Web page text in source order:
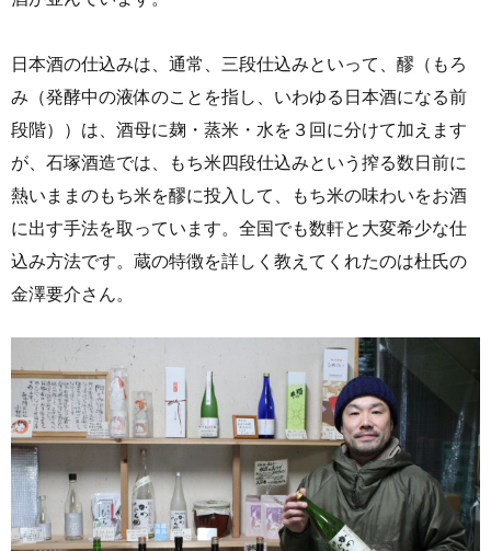
日本酒の仕込みは、通常、三段仕込みといって、醪（もろ
み（発酵中の液体のことを指し、いわゆる日本酒になる前
段階））は、酒母に麹・蒸米・水を３回に分けて加えます
が、石塚酒造では、もち米四段仕込みという搾る数日前に
熱いままのもち米を醪に投入して、もち米の味わいをお酒
に出す手法を取っています。全国でも数軒と大変希少な仕
込み方法です。蔵の特徴を詳しく教えてくれたのは杜氏の
金澤要介さん。